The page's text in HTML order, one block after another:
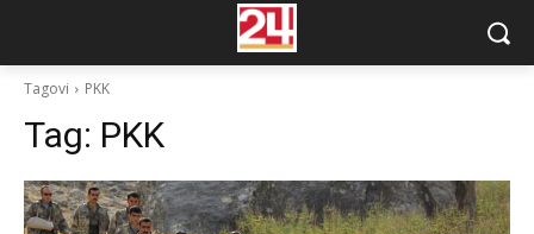
Tagovi PKK
Tag: PKK